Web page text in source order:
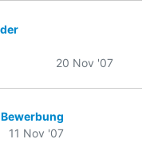
20 Nov '07
11 Nov '07